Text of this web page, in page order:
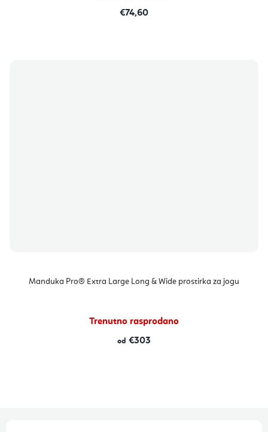
€74,60
Manduka Pro® Extra Large Long & Wide prostirka za jogu
Trenutno rasprodano
od €303